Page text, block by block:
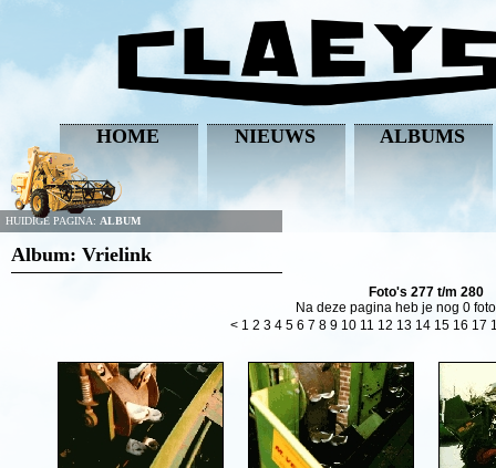
HOME NIEUWS ALBUMS
HUIDIGE PAGINA: ALBUM
Album: Vrielink
Foto's 277 t/m 280
Na deze pagina heb je nog 0
< 1 2 3 4 5 6 7 8 9 10 11 12 13 14 15 16 17